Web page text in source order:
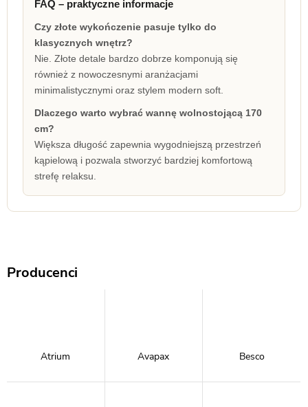
FAQ – praktyczne informacje
Czy złote wykończenie pasuje tylko do
klasycznych wnętrz?
Nie. Złote detale bardzo dobrze komponują się
również z nowoczesnymi aranżacjami
minimalistycznymi oraz stylem modern soft.
Dlaczego warto wybrać wannę wolnostojącą 170
cm?
Większa długość zapewnia wygodniejszą przestrzeń
kąpielową i pozwala stworzyć bardziej komfortową
strefę relaksu.
Producenci
Atrium Avapax Besco